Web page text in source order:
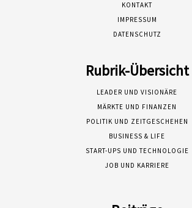
KONTAKT
IMPRESSUM
DATENSCHUTZ
Rubrik-Übersicht
LEADER UND VISIONÄRE
MÄRKTE UND FINANZEN
POLITIK UND ZEITGESCHEHEN
BUSINESS & LIFE
START-UPS UND TECHNOLOGIE
JOB UND KARRIERE